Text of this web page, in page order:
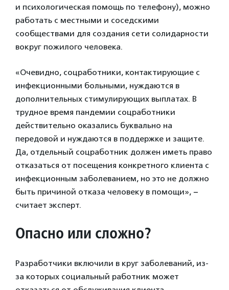
и психологическая помощь по телефону), можно
работать с местными и соседскими
сообществами для создания сети солидарности
вокруг пожилого человека.
«Очевидно, соцработники, контактирующие с
инфекционными больными, нуждаются в
дополнительных стимулирующих выплатах. В
трудное время пандемии соцработники
действительно оказались буквально на
передовой и нуждаются в поддержке и защите.
Да, отдельный соцработник должен иметь право
отказаться от посещения конкретного клиента с
инфекционным заболеванием, но это не должно
быть причиной отказа человеку в помощи», −
считает эксперт.
Опасно или сложно?
Разработчики включили в круг заболеваний, из-
за которых социальный работник может